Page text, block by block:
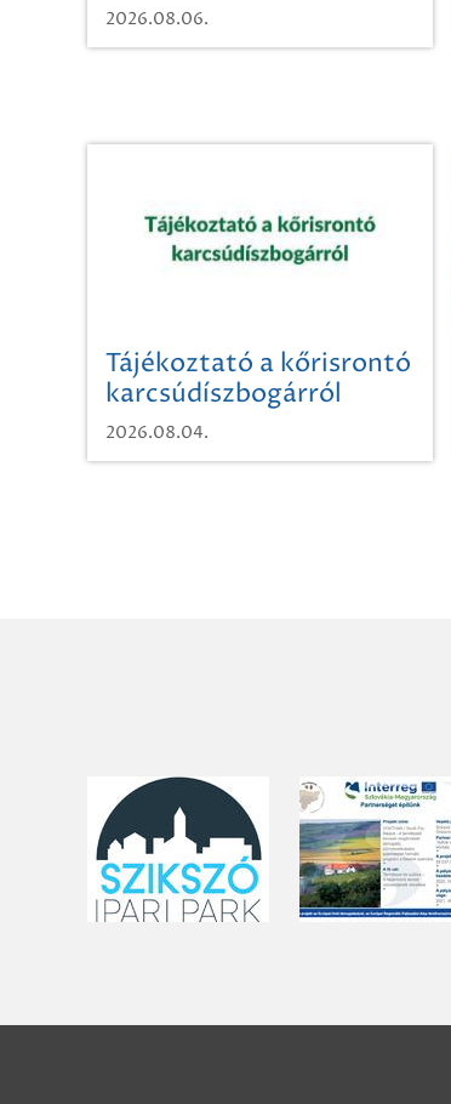
2026.08.06.
Tájékoztató a kőrisrontó
karcsúdíszbogárról
2026.08.04.